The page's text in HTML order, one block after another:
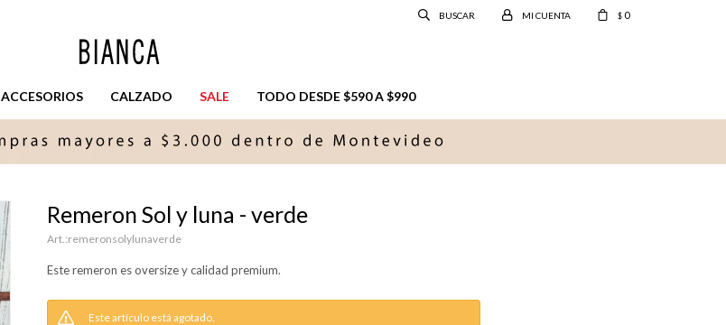
ACCESORIOS CALZADO SALE TODO DESDE $590 A $990
$ 0
Remeron Sol y luna - verde
remeronsolylunaverde
Este remeron es oversize y calidad premium.
Este artículo está agotado.